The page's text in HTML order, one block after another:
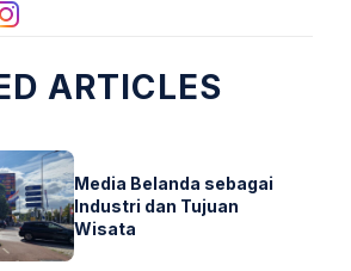
ARTICLES
Media Belanda sebagai
Industri dan Tujuan
Wisata